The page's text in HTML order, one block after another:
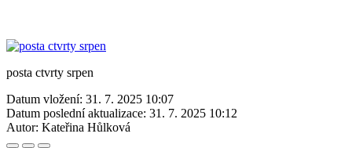
posta ctvrty srpen
Datum vložení: 31. 7. 2025 10:07
Datum poslední aktualizace: 31. 7. 2025 10:12
Autor: Kateřina Hůlková